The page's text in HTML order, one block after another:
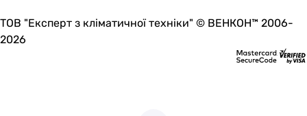
ТОВ "Експерт з кліматичної техніки" © ВЕНКОН™ 2006-
2026